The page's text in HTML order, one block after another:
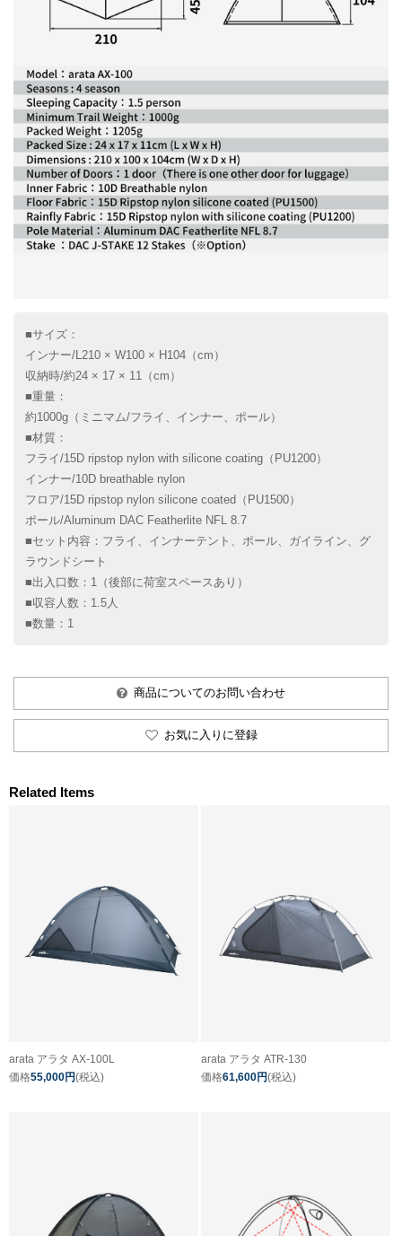
■サイズ：
インナー/L210 × W100 × H104（cm）
収納時/約24 × 17 × 11（cm）
■重量：
約1000g（ミニマム/フライ、インナー、ポール）
■材質：
フライ/15D ripstop nylon with silicone coating（PU1200）
インナー/10D breathable nylon
フロア/15D ripstop nylon silicone coated（PU1500）
ポール/Aluminum DAC Featherlite NFL 8.7
■セット内容：フライ、インナーテント、ポール、ガイライン、グ
ラウンドシート
■出入口数：1（後部に荷室スペースあり）
■収容人数：1.5人
■数量：1
商品についてのお問い合わせ
お気に入りに登録
Related Items
arata アラタ AX-100L
価格55,000円(税込)
arata アラタ ATR-130
価格61,600円(税込)